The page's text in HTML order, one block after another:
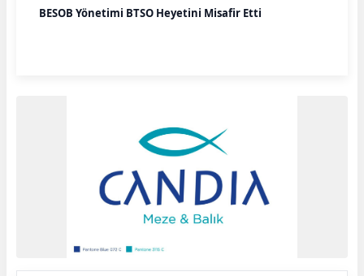
BESOB Yönetimi BTSO Heyetini Misafir Etti